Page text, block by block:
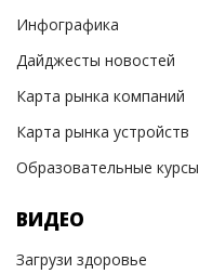
Инфографика
Дайджесты новостей
Карта рынка компаний
Карта рынка устройств
Образовательные курсы
ВИДЕО
Загрузи здоровье